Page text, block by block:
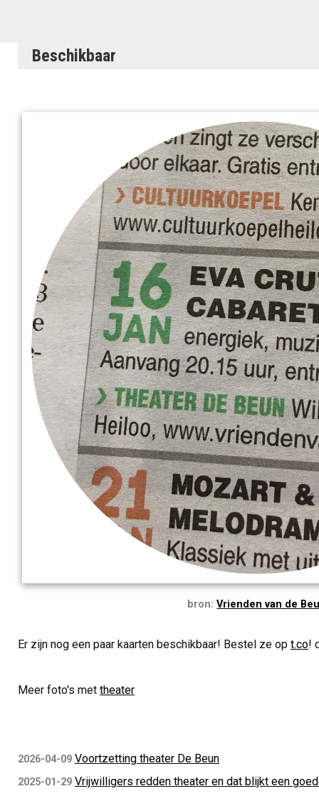
Beschikbaar
bron:Vrienden van de
Er zijn nog een paar kaarten beschikbaar! Bestel ze op t.co!
Meer foto's met theater
2026-04-09 Voortzetting theater De Beun
2025-01-29 Vrijwilligers redden theater en dat blijkt een